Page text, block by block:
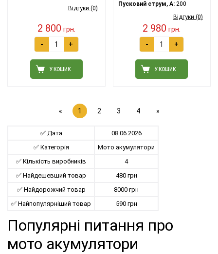
Відгуки (0)
2 800 грн.
- +
У КОШИК
Пусковий струм, A:200
Відгуки (0)
2 980 грн.
- +
У КОШИК
« 1 2 3 4 »
✅ Дата
08.06.2026
✅ Категорія
Мото акумулятори
✅ Кількість виробників
4
✅ Найдешевший товар
480 грн
✅ Найдорожчий товар
8000 грн
✅ Найпопулярніший товар
590 грн
Популярні питання про
мото акумулятори